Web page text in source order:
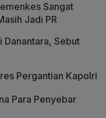
Sangat
Jadi PR
Danantara, Sebut
Pergantian Kapolri
Para Penyebar